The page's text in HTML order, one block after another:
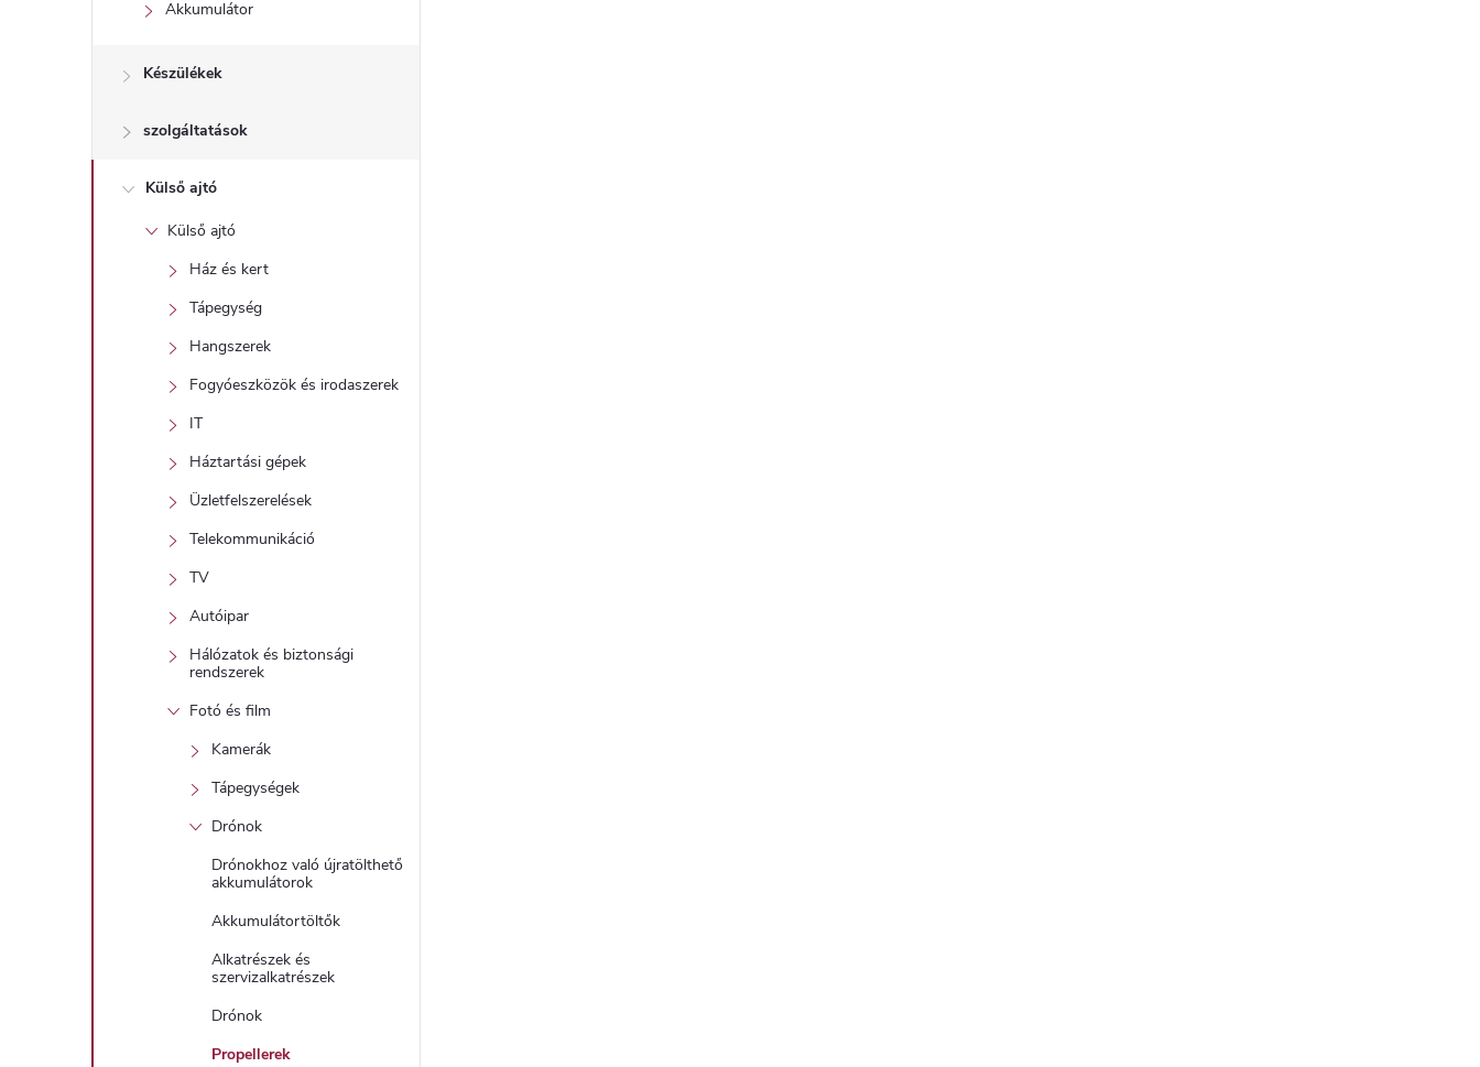
Akkumulátor
Készülékek
szolgáltatások
Külső ajtó
Külső ajtó
Ház és kert
Tápegység
Hangszerek
Fogyóeszközök és irodaszerek
IT
Háztartási gépek
Üzletfelszerelések
Telekommunikáció
TV
Autóipar
Hálózatok és biztonsági
rendszerek
Fotó és film
Kamerák
Tápegységek
Drónok
Drónokhoz való újratölthető
akkumulátorok
Akkumulátortöltők
Alkatrészek és
szervizalkatrészek
Drónok
Propellerek